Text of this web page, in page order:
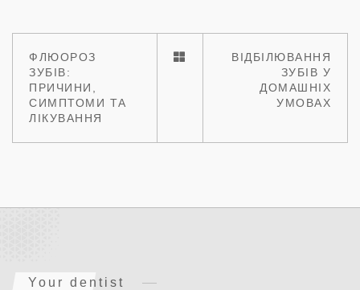
ФЛЮОРОЗ
ЗУБІВ:
ПРИЧИНИ,
СИМПТОМИ ТА
ЛІКУВАННЯ
ВІДБІЛЮВАННЯ
ЗУБІВ У
ДОМАШНІХ
УМОВАХ
Your dentist